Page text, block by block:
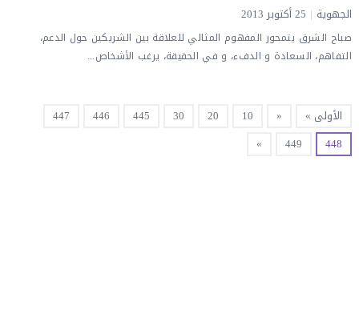
الجهوية 25 أكتوبر 2013
صباح الشرق يتمحور المفهوم المثالي للعلاقة بين الشريكين حول الدعم،
التفاهم، السعادة و الدفء، و في الحقيقة، يرغب الأشخاص...
الأولى » «
10
20
30
445
446
447
448
449
»